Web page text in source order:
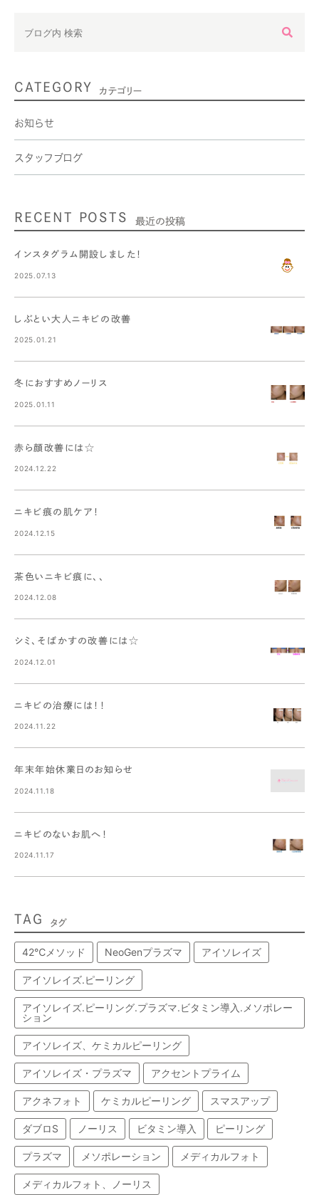
CATEGORY カテゴリー
お知らせ
スタッフブログ
RECENT POSTS 最近の投稿
インスタグラム開設しました！
2025.07.13
しぶとい大人ニキビの改善
2025.01.21
冬におすすめノーリス
2025.01.11
赤ら顔改善には☆
2024.12.22
ニキビ痕の肌ケア！
2024.12.15
茶色いニキビ痕に、、
2024.12.08
シミ、そばかすの改善には☆
2024.12.01
ニキビの治療には！！
2024.11.22
年末年始休業日のお知らせ
2024.11.18
ニキビのないお肌へ！
2024.11.17
TAG タグ
42℃メソッド NeoGenプラズマ アイソレイズ
アイソレイズ.ピーリング
アイソレイズ.ピーリング.プラズマ.ビタミン導入.メソポレー
ション
アイソレイズ、ケミカルピーリング
アイソレイズ・プラズマ アクセントプライム
アクネフォト ケミカルピーリング スマスアップ
ダブロS ノーリス ビタミン導入 ピーリング
プラズマ メソポレーション メディカルフォト
メディカルフォト、ノーリス